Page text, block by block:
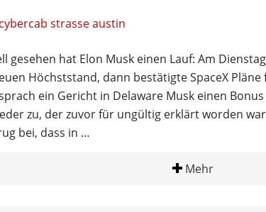
gesehen hat Elon Musk einen Lauf: Am
Höchststand, dann bestätigte SpaceX
ein Gericht in Delaware Musk einen
zu, der zuvor für ungültig erklärt worden
bei, dass in …
Mehr